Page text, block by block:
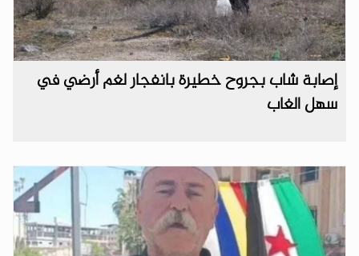
إصابة شاب بجروح خطيرة بانفجار لغم أرضي في
سهل الغاب